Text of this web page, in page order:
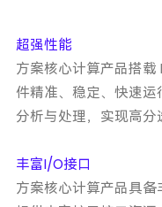
超强性能
方案核心计算产品搭载
件精准、稳定、快速
分析与处理，实现高分
丰富I/O接口
方案核心计算产品具